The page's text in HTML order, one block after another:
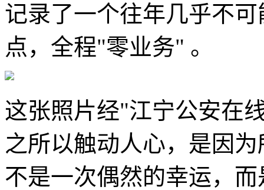
记录了一个往年几乎不
点，全程"零业务" 。
这张照片经"江宁公安在
之所以触动人心，是因
不是一次偶然的幸运，